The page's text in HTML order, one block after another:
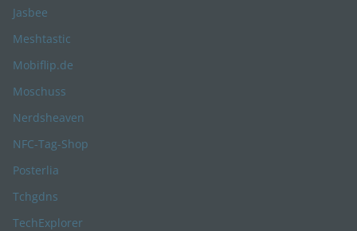
Jasbee
Meshtastic
Mobiflip.de
Moschuss
Nerdsheaven
NFC-Tag-Shop
Posterlia
Tchgdns
TechExplorer
werden und technischen und organisatorischen
die personenbezogenen Daten nicht einer
Person zugewiesen werden.
g) Verantwortlicher oder für die Verarbeitung
Verantwortlicher
Verantwortlicher ist die natürliche oder juristische
Person, Behörde, Einrichtung oder andere Stelle,